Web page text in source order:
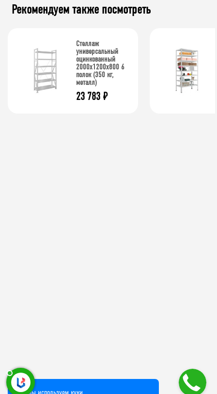
Рекомендуем также посмотреть
Стеллаж
универсальный
оцинкованный
2000x1200x800 6
полок (350 кг,
металл)
23 783 ₽